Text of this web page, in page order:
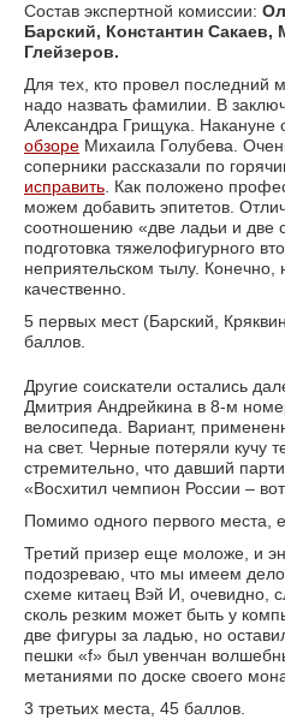
Состав экспертной комиссии:
Барский, Константин
Глейзеров.
Для тех, кто провел последний
надо назвать фамилии. В
Александра Грищука. Накануне
обзоре Михаила Голубева.
соперники рассказали по
исправить . Как положено
можем добавить эпитетов.
соотношению «две ладьи и две
подготовка тяжелофигурного
неприятельском тылу.
качественно.
5 первых мест (Барский,
баллов.
Другие соискатели остались
Дмитрия Андрейкина в 8-м
велосипеда. Вариант,
на свет. Черные потеряли кучу
стремительно, что давший
«Восхитил чемпион России –
Помимо одного первого места,
Третий призер еще моложе, и
подозреваю, что мы имеем
схеме китаец Вэй И, очевидно,
сколь резким может быть у
две фигуры за ладью, но
пешки «f» был увенчан
метаниями по доске своего
3 третьих места, 45 баллов.